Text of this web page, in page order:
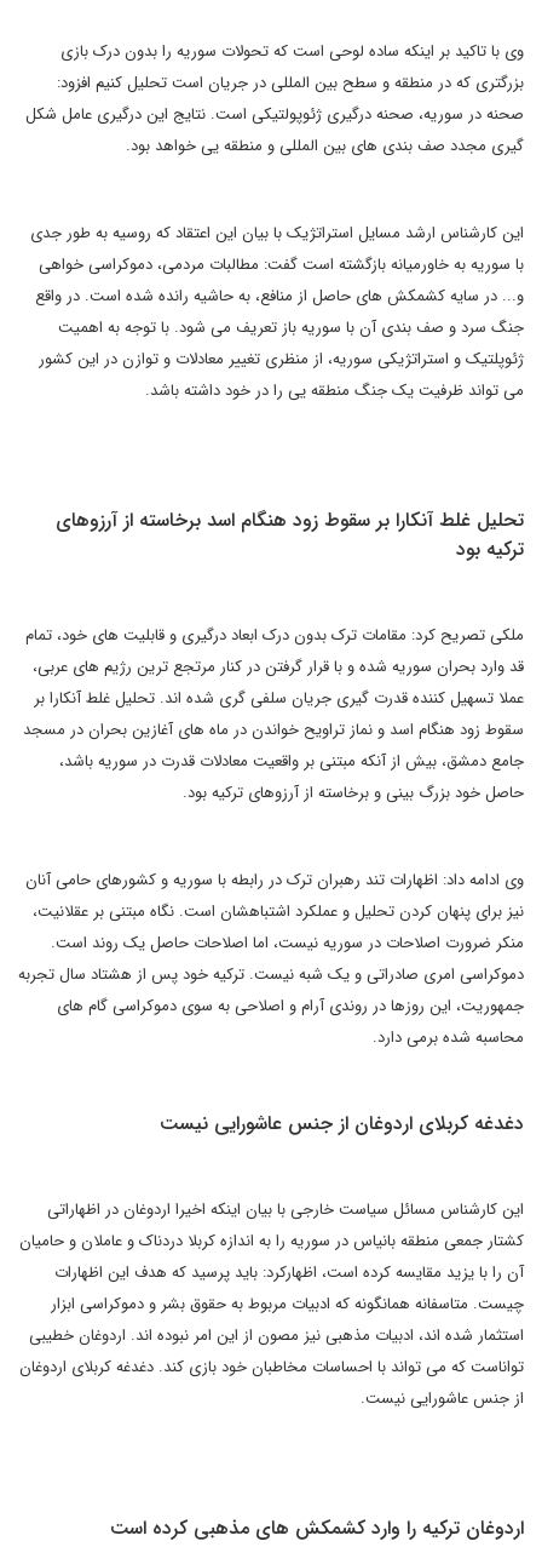
وی با تاکید بر اینکه ساده لوحی است که تحولات سوریه را بدون درک بازی
بزرگتری که در منطقه و سطح بین المللی در جریان است تحلیل کنیم افزود:
صحنه در سوریه، صحنه درگیری ژئوپولتیکی است. نتایج این درگیری عامل شکل
گیری مجدد صف بندی های بین المللی و منطقه یی خواهد بود.
این کارشناس ارشد مسایل استراتژیک با بیان این اعتقاد که روسیه به طور جدی
با سوریه به خاورمیانه بازگشته است گفت: مطالبات مردمی، دموکراسی خواهی
و... در سایه کشمکش های حاصل از منافع، به حاشیه رانده شده است. در واقع
جنگ سرد و صف بندی آن با سوریه باز تعریف می شود. با توجه به اهمیت
ژئوپلتیک و استراتژیکی سوریه، از منظری تغییر معادلات و توازن در این کشور
می تواند ظرفیت یک جنگ منطقه یی را در خود داشته باشد.
تحلیل غلط آنکارا بر سقوط زود هنگام اسد برخاسته از آرزوهای
ترکیه بود
ملکی تصریح کرد: مقامات ترک بدون درک ابعاد درگیری و قابلیت های خود، تمام
قد وارد بحران سوریه شده و با قرار گرفتن در کنار مرتجع ترین رژیم های عربی،
عملا تسهیل کننده قدرت گیری جریان سلفی گری شده اند. تحلیل غلط آنکارا بر
سقوط زود هنگام اسد و نماز تراویح خواندن در ماه های آغازین بحران در مسجد
جامع دمشق، بیش از آنکه مبتنی بر واقعیت معادلات قدرت در سوریه باشد،
حاصل خود بزرگ بینی و برخاسته از آرزوهای ترکیه بود.
وی ادامه داد: اظهارات تند رهبران ترک در رابطه با سوریه و کشورهای حامی آنان
نیز برای پنهان کردن تحلیل و عملکرد اشتباهشان است. نگاه مبتنی بر عقلانیت،
منکر ضرورت اصلاحات در سوریه نیست، اما اصلاحات حاصل یک روند است.
دموکراسی امری صادراتی و یک شبه نیست. ترکیه خود پس از هشتاد سال تجربه
جمهوریت، این روزها در روندی آرام و اصلاحی به سوی دموکراسی گام های
محاسبه شده برمی دارد.
دغدغه کربلای اردوغان از جنس عاشورایی نیست
این کارشناس مسائل سیاست خارجی با بیان اینکه اخیرا اردوغان در اظهاراتی
کشتار جمعی منطقه بانیاس در سوریه را به اندازه کربلا دردناک و عاملان و حامیان
آن را با یزید مقایسه کرده است، اظهارکرد: باید پرسید که هدف این اظهارات
چیست. متاسفانه همانگونه که ادبیات مربوط به حقوق بشر و دموکراسی ابزار
استثمار شده اند، ادبیات مذهبی نیز مصون از این امر نبوده اند. اردوغان خطیبی
تواناست که می تواند با احساسات مخاطبان خود بازی کند. دغدغه کربلای اردوغان
از جنس عاشورایی نیست.
اردوغان ترکیه را وارد کشمکش های مذهبی کرده است